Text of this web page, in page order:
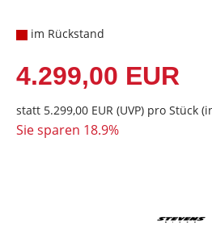
im Rückstand
4.299,00 EUR
statt 5.299,00 EUR (UVP) pro Stück
Sie sparen 18.9%